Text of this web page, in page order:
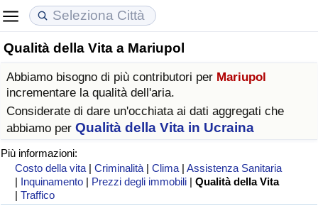
Qualità della Vita a Mariupol
Abbiamo bisogno di più contributori per Mariupol
incrementare la qualità dell'aria.
Considerate di dare un'occhiata ai dati aggregati che
abbiamo per Qualità della Vita in Ucraina
Più informazioni:
Costo della vita |Criminalità |Clima |Assistenza Sanitaria
| Inquinamento | Prezzi degli immobili |Qualità della Vita
|Traffico
Costo della vita
Indice Del Costo Della Vita (corrente)
Indice Del Costo Della Vita
Indice del Costo della Vita per Nazione
ad Aqaba
Prezzi degli immobili
Indice del Prezzo delle Case (Corrente)
Indice del Prezzo delle Case
Indice del Prezzo delle Case per Nazione
Qualità della Vita
Indice della Qualità della Vita
Indice della Qualità della Vita (Corrente)
Indice della qualità della vita per Paese
Criminalità